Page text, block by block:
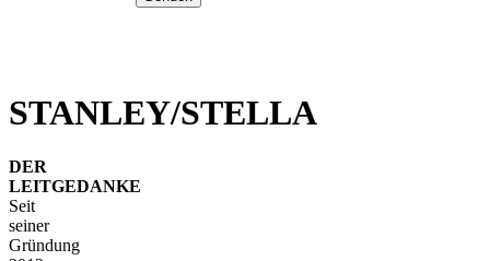
STANLEY/STELLA
DER
LEITGEDANKE
Seit
seiner
Gründung